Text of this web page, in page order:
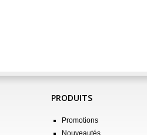
PRODUITS
Promotions
Nouveautés